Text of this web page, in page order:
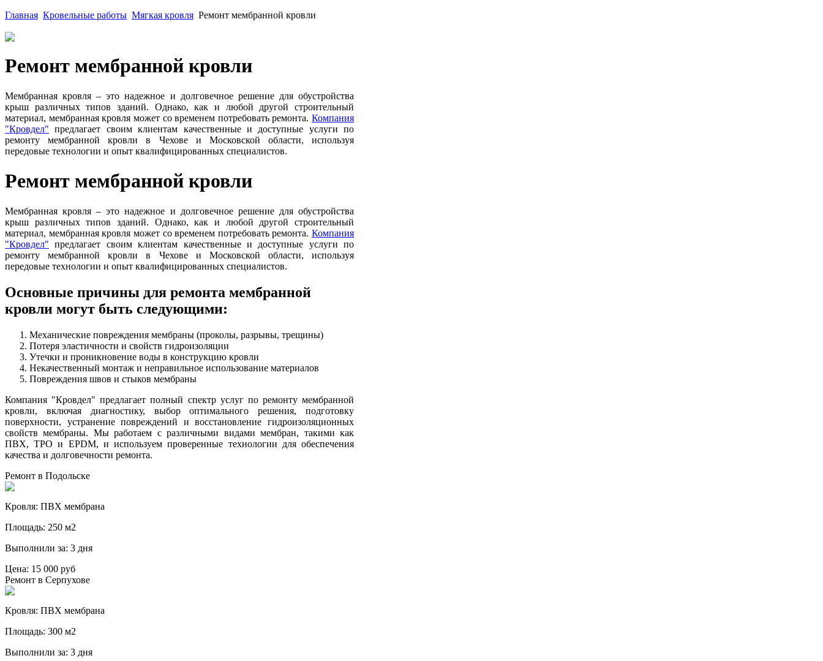
Главная Кровельные работы Мягкая кровля Ремонт мембранной кровли
Ремонт мембранной кровли
Мембранная кровля – это надежное и долговечное решение для обустройства
крыш различных типов зданий. Однако, как и любой другой строительный
материал, мембранная кровля может со временем потребовать ремонта. Компания
"Кровдел" предлагает своим клиентам качественные и доступные услуги по
ремонту мембранной кровли в Чехове и Московской области, используя
передовые технологии и опыт квалифицированных специалистов.
Ремонт мембранной кровли
Мембранная кровля – это надежное и долговечное решение для обустройства
крыш различных типов зданий. Однако, как и любой другой строительный
материал, мембранная кровля может со временем потребовать ремонта. Компания
"Кровдел" предлагает своим клиентам качественные и доступные услуги по
ремонту мембранной кровли в Чехове и Московской области, используя
передовые технологии и опыт квалифицированных специалистов.
Основные причины для ремонта мембранной
кровли могут быть следующими:
Механические повреждения мембраны (проколы, разрывы, трещины)
Потеря эластичности и свойств гидроизоляции
Утечки и проникновение воды в конструкцию кровли
Некачественный монтаж и неправильное использование материалов
Повреждения швов и стыков мембраны
Компания "Кровдел" предлагает полный спектр услуг по ремонту мембранной
кровли, включая диагностику, выбор оптимального решения, подготовку
поверхности, устранение повреждений и восстановление гидроизоляционных
свойств мембраны. Мы работаем с различными видами мембран, такими как
ПВХ, TPO и EPDM, и используем проверенные технологии для обеспечения
качества и долговечности ремонта.
Ремонт в Подольске
Кровля: ПВХ мембрана
Площадь: 250 м2
Выполнили за: 3 дня
Цена: 15 000 руб
Ремонт в Серпухове
Кровля: ПВХ мембрана
Площадь: 300 м2
Выполнили за: 3 дня